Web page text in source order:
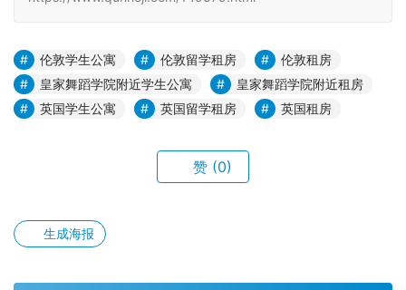
伦敦学生公寓 伦敦留学租房
伦敦租房
皇家舞蹈学院附近学生公寓
皇家舞蹈学院附近租房
英国学生公寓
英国留学租房 英国租房
赞 (0)
生成海报